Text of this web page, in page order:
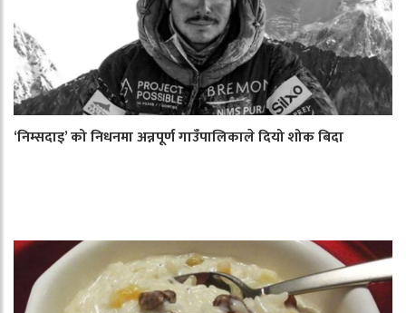
‘निम्सदाइ’ को निधनमा अन्नपूर्ण गाउँपालिकाले दियो शोक बिदा